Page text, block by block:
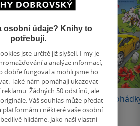
medvídci od
do zimy
Svěrák& další
O autech -
na 4 kolech
Jiří Kahoun
osobní údaje? Knihy to
potřebují.
jste určitě již slyšeli. I my je
a analýze informací,
dobře fungoval a mohli jsme ho
Také nám pomáhají ukazovat
reklamu. Žádných 50 odstínů, ale
Váš souhlas může předat
platformám i některé vaše osobní
hlídáme. Jako naši vlastní